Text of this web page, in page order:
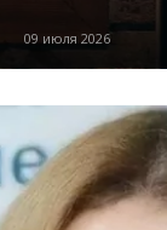
09 июля 2026